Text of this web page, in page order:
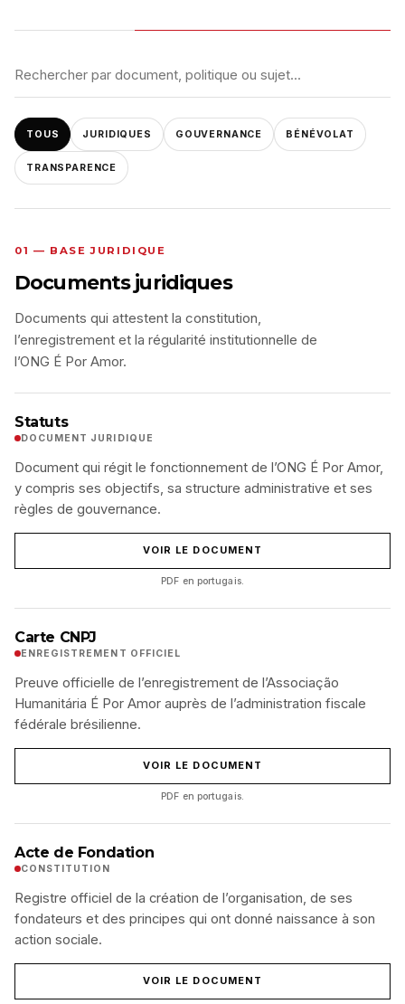
TOUS JURIDIQUES GOUVERNANCE BÉNÉVOLAT
TRANSPARENCE
01 — BASE JURIDIQUE
Documents juridiques
Documents qui attestent la constitution,
l’enregistrement et la régularité institutionnelle de
l’ONG É Por Amor.
Statuts
DOCUMENT JURIDIQUE
Document qui régit le fonctionnement de l’ONG É Por Amor,
y compris ses objectifs, sa structure administrative et ses
règles de gouvernance.
VOIR LE DOCUMENT
PDF en portugais.
Carte CNPJ
ENREGISTREMENT OFFICIEL
Preuve officielle de l’enregistrement de l’Associação
Humanitária É Por Amor auprès de l’administration fiscale
fédérale brésilienne.
VOIR LE DOCUMENT
PDF en portugais.
Acte de Fondation
CONSTITUTION
Registre officiel de la création de l’organisation, de ses
fondateurs et des principes qui ont donné naissance à son
action sociale.
VOIR LE DOCUMENT